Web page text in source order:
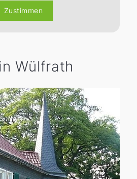
Zustimmen
Wülfrath